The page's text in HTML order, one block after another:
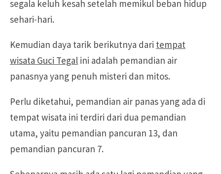
segala keluh kesah setelah memikul beban hidup
sehari-hari.
Kemudian daya tarik berikutnya dari tempat
wisata Guci Tegal ini adalah pemandian air
panasnya yang penuh misteri dan mitos.
Perlu diketahui, pemandian air panas yang ada di
tempat wisata ini terdiri dari dua pemandian
utama, yaitu pemandian pancuran 13, dan
pemandian pancuran 7.